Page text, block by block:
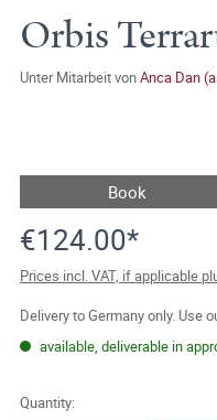
Orbis
Unter Mitarbeit vonAnca Dan
Book
€124.00*
Prices incl. VAT, if applicable
Delivery to Germany only. Use
available, deliverable in
Quantity: